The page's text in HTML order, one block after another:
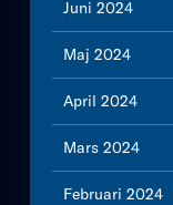
Juni 2024
Maj 2024
April 2024
Mars 2024
Februari 2024